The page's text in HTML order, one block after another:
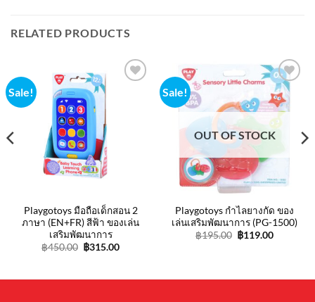
RELATED PRODUCTS
Sale!
Playgotoys มือถือเด็กสอน 2
ภาษา (EN+FR) สีฟ้า ของเล่น
เสริมพัฒนาการ
฿450.00 Original
price
฿315.00Current
Sale!
Add to
wishlist
OUT OF STOCK
Playgotoys กำไลยางกัด ของ
เล่นเสริมพัฒนาการ (PG-1500)
฿195.00 Original
price
฿119.00Current